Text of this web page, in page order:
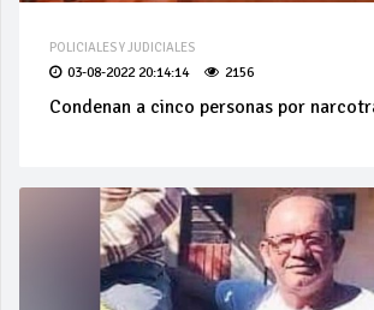
POLICIALES Y JUDICIALES
03-08-2022 20:14:14 2156
Condenan a cinco personas por